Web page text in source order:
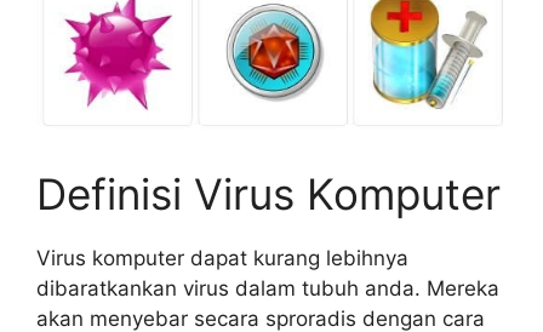
Definisi Virus Komputer
Virus komputer dapat kurang lebihnya
dibaratkankan virus dalam tubuh anda. Mereka
akan menyebar secara sproradis dengan cara